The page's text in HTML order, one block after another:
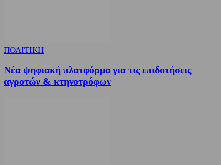
ΠΟΛΙΤΙΚΗ
Νέα ψηφιακή πλατφόρμα για τις επιδοτήσεις
αγροτών & κτηνοτρόφων